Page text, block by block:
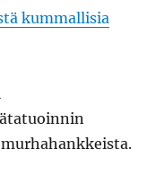
kummallisia